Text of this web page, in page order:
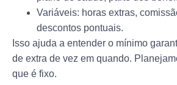
Variáveis: horas extras,
descontos pontuais.
Isso ajuda a entender o mínimo
de extra de vez em quando.
que é fixo.